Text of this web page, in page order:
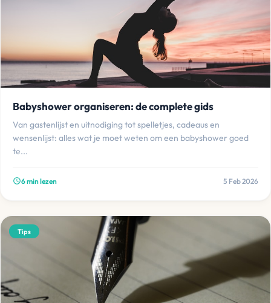
Babyshower organiseren: de complete gids
Van gastenlijst en uitnodiging tot spelletjes, cadeaus en
wensenlijst: alles wat je moet weten om een babyshower goed
te...
schedule6 min lezen 5 Feb 2026
Tips